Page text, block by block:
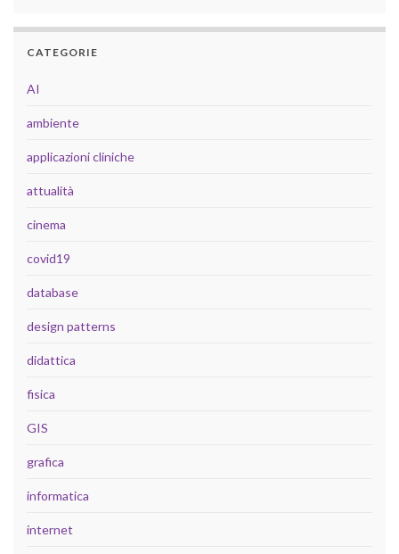
CATEGORIE
AI
ambiente
applicazioni cliniche
attualità
cinema
covid19
database
design patterns
didattica
fisica
GIS
grafica
informatica
internet